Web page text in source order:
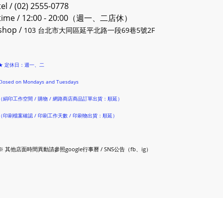
/ (02) 2555-0778
/ 12:00 - 20:00（週一、二店休）
/ 103 台北市大同區延平北路一段69巷5號2F
定休日：週一、二
on Mondays and Tuesdays
（絹印工作空間 / 購物 / 網路商店商品訂單出貨：順延）
（印刷檔案確認 / 印刷工作天數 / 印刷物出貨：順延）
其他店面時間異動請參照google行事曆 / SNS公告（fb、ig）